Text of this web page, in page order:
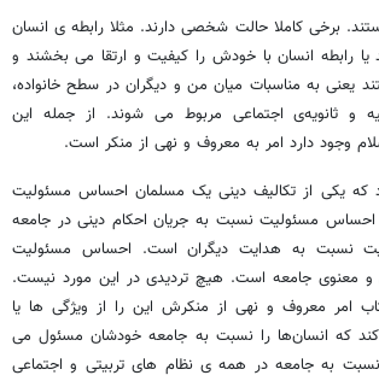
برخی کاملا حالت شخصی دارند. مثلا رابطه ی انسان
یا رابطه انسان با خودش را کیفیت و ارتقا می بخشند و
یعنی به مناسبات میان من و دیگران در سطح خانواده،
و ثانویه‌ی اجتماعی مربوط می شوند. از جمله این
وجود دارد امر به معروف و نهی از منکر است.
که یکی از تکالیف دینی یک مسلمان احساس مسئولیت
مسئولیت نسبت به جریان احکام دینی در جامعه
نسبت به هدایت دیگران است. احساس مسئولیت
و معنوی جامعه است. هیچ تردیدی در این مورد نیست.
امر معروف و نهی از منکرش این را از ویژگی ها یا
کند که انسان‌ها را نسبت به جامعه خودشان مسئول می
به جامعه در همه ی نظام های تربیتی و اجتماعی